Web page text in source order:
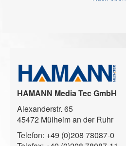
HAMANN Media Tec GmbH
Alexanderstr. 65
45472 Mülheim an der Ruhr
Telefon: +49 (0)208 78087-0